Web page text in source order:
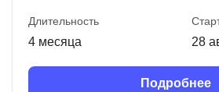
Длительность
4 месяца 28
Подробнее